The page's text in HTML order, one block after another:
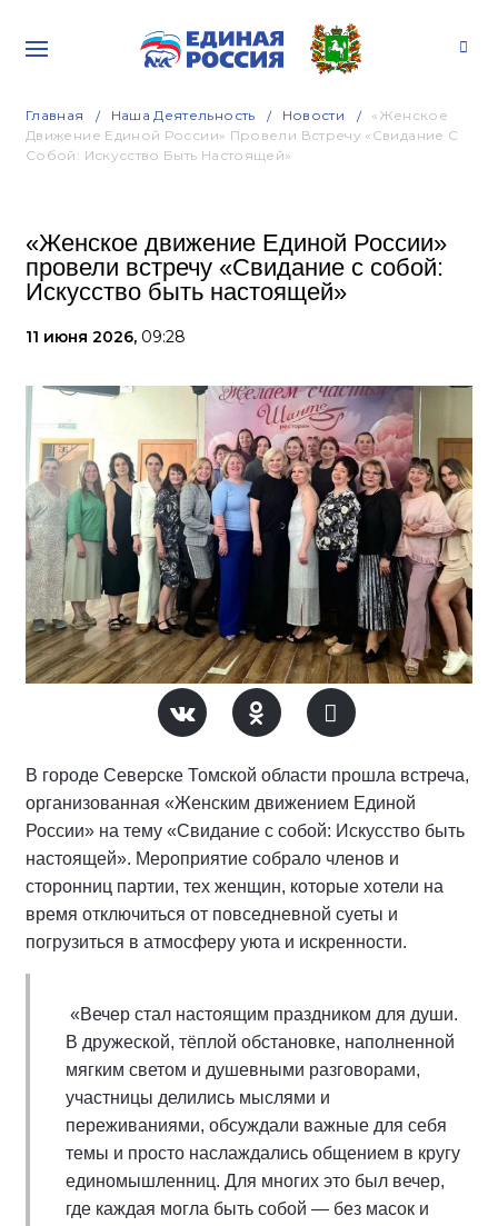
Главная Наша Деятельность Новости
«Женское
Движение Единой России» Провели Встречу «Свидание С
Собой: Искусство Быть Настоящей»
«Женское движение Единой России»
провели встречу «Свидание с собой:
Искусство быть настоящей»
11 июня 2026, 09:28
В городе Северске Томской области прошла встреча,
организованная «Женским движением Единой
России» на тему «Свидание с собой: Искусство быть
настоящей». Мероприятие собрало членов и
сторонниц партии, тех женщин, которые хотели на
время отключиться от повседневной суеты и
погрузиться в атмосферу уюта и искренности.
«Вечер стал настоящим праздником для души.
В дружеской, тёплой обстановке, наполненной
мягким светом и душевными разговорами,
участницы делились мыслями и
переживаниями, обсуждали важные для себя
темы и просто наслаждались общением в кругу
единомышленниц. Для многих это был вечер,
где каждая могла быть собой — без масок и